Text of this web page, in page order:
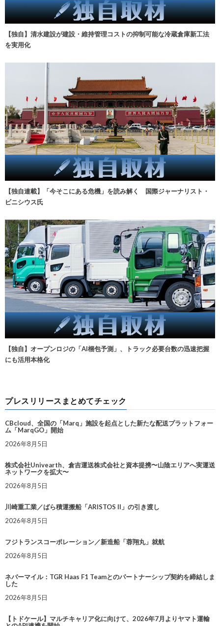
【独自】清水建設が建設・維持管理コストの抑制可能な冷蔵倉庫新工法
を実用化
【独自連載】「今そこにある危機」を読み解く 国際ジャーナリスト・
ビニシウス氏
【独自】オープンロジの「AI梱包予測」、トラック必要台数の迅速把握
にも活用本格化
プレスリリースまとめてチェック
CBcloud、全国の「Marq」施設を起点とした新たな配送プラットフォー
ム「MarqGO」開始
2026年8月5日
株式会社Univearth、倉吉運送株式会社と資本提携〜山陰エリアへ実運送
ネットワークを拡大〜
2026年8月5日
川崎重工業／ばら積運搬船「ARISTOS II」の引き渡し
2026年8月5日
フジトランスコーポレーション／新造船「蓉翔丸」就航
2026年8月5日
ネバーマイル：TGR Haas F1 Teamとのパートナーシップ契約を締結しま
した
2026年8月5日
【トドケール】マルチキャリア化に向けて、2026年7月よりヤマト運輸